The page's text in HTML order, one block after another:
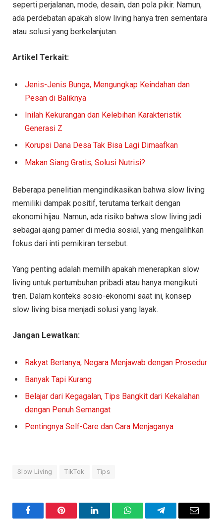
seperti perjalanan, mode, desain, dan pola pikir. Namun,
ada perdebatan apakah slow living hanya tren sementara
atau solusi yang berkelanjutan.
Artikel Terkait:
Jenis-Jenis Bunga, Mengungkap Keindahan dan
Pesan di Baliknya
Inilah Kekurangan dan Kelebihan Karakteristik
Generasi Z
Korupsi Dana Desa Tak Bisa Lagi Dimaafkan
Makan Siang Gratis, Solusi Nutrisi?
Beberapa penelitian mengindikasikan bahwa slow living
memiliki dampak positif, terutama terkait dengan
ekonomi hijau. Namun, ada risiko bahwa slow living jadi
sebagai ajang pamer di media sosial, yang mengalihkan
fokus dari inti pemikiran tersebut.
Yang penting adalah memilih apakah menerapkan slow
living untuk pertumbuhan pribadi atau hanya mengikuti
tren. Dalam konteks sosio-ekonomi saat ini, konsep
slow living bisa menjadi solusi yang layak.
Jangan Lewatkan:
Rakyat Bertanya, Negara Menjawab dengan Prosedur
Banyak Tapi Kurang
Belajar dari Kegagalan, Tips Bangkit dari Kekalahan
dengan Penuh Semangat
Pentingnya Self-Care dan Cara Menjaganya
Slow Living TikTok Tips
FacebookPinterest LinkedInWhatsAppTelegramEmail